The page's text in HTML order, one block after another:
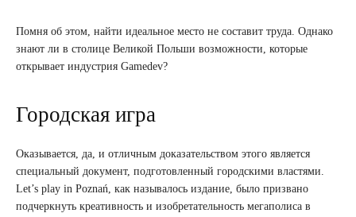
Помня об этом, найти идеальное место не составит труда. Однако
знают ли в столице Великой Польши возможности, которые
открывает индустрия Gamedev?
Городская игра
Оказывается, да, и отличным доказательством этого является
специальный документ, подготовленный городскими властями.
Let’s play in Poznań, как называлось издание, было призвано
подчеркнуть креативность и изобретательность мегаполиса в